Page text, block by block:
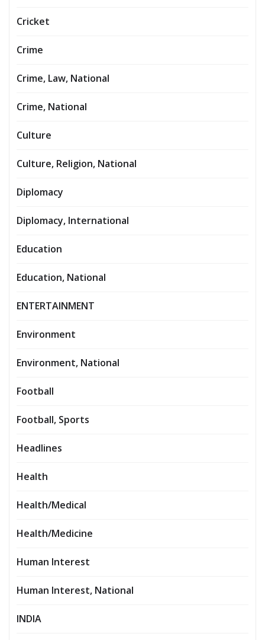
Cricket
Crime
Crime, Law, National
Crime, National
Culture
Culture, Religion, National
Diplomacy
Diplomacy, International
Education
Education, National
ENTERTAINMENT
Environment
Environment, National
Football
Football, Sports
Headlines
Health
Health/Medical
Health/Medicine
Human Interest
Human Interest, National
INDIA